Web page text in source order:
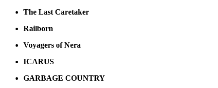
The Last Caretaker
Railborn
Voyagers of Nera
ICARUS
GARBAGE COUNTRY